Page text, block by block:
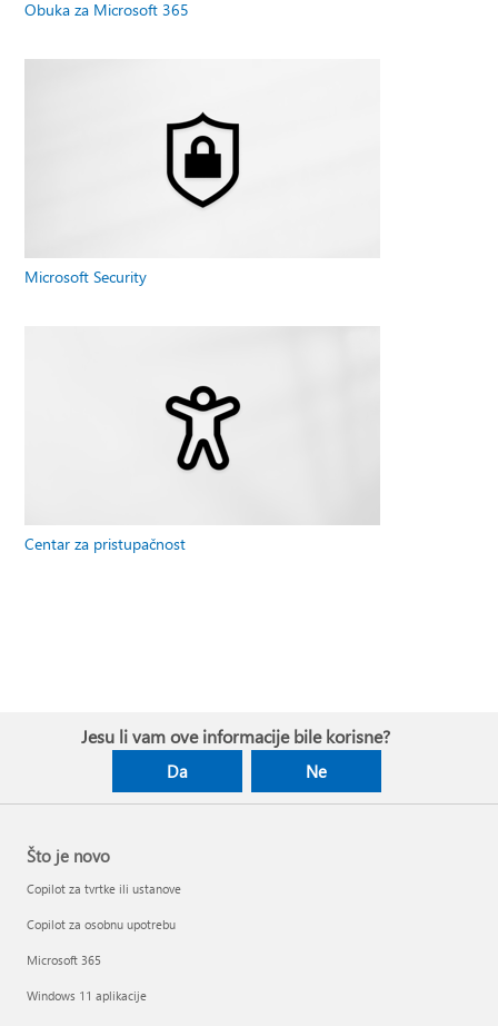
Obuka za Microsoft 365
Microsoft Security
Centar za pristupačnost
Jesu li vam ove informacije bile korisne?
Da Ne
Što je novo
Copilot za tvrtke ili ustanove
Copilot za osobnu upotrebu
Microsoft 365
Windows 11 aplikacije